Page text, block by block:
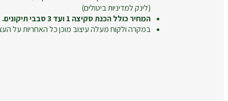
(לינק למדיניות ביטולים)
המחיר כולל הכנת סקיצה 1 ועד 3 סבבי תיקונים.
במקרה ולקוח מעלה עיצוב מוכן כל האחריות על